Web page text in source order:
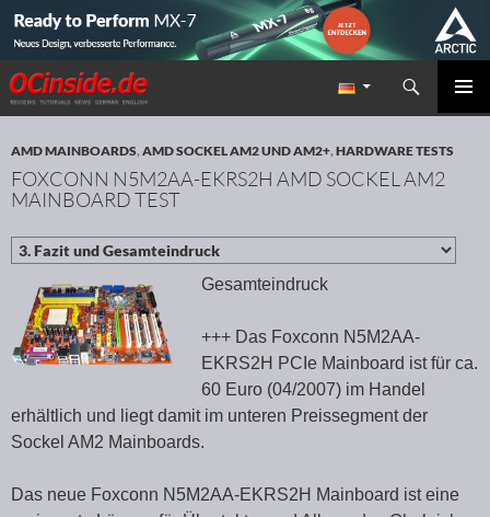
Redaktion ocinside.de PC Hardware Portal
Suchen
ZUM INHALT SPRINGEN
AMD MAINBOARDS,AMD SOCKEL AM2 UND AM2+,HARDWARE TESTS
FOXCONN N5M2AA-EKRS2H AMD SOCKEL AM2
MAINBOARD TEST
Gesamteindruck
+++ Das Foxconn N5M2AA-
EKRS2H PCIe Mainboard ist für ca.
60 Euro (04/2007) im Handel
erhältlich und liegt damit im unteren Preissegment der
Sockel AM2 Mainboards.
Das neue Foxconn N5M2AA-EKRS2H Mainboard ist eine